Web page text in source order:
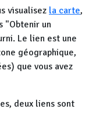
visualisez la carte,
"Obtenir un
Le lien est une
géographique,
que vous avez
deux liens sont